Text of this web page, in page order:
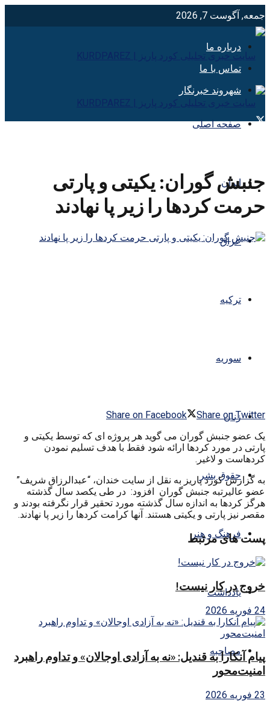
جمعه, آگوست 7, 2026
درباره ما
تماس با ما
شهروند خبرنگار
صفحه اصلی
ایران
عراق
ترکیه
سوریه
زنان
حقوق بشر
فرهنگ و هنر
یادداشت
مصاحبه
جنبش گوران: یکیتی و پارتی
حرمت کردها را زیر پا نهادند
Share on Facebook
Share on Twitter
یک عضو جنبش گوران می گوید هر پروژه ای که توسط یکیتی و
پارتی در مورد کردها ارائه شود فقط با هدف تسلیم نمودن
کردهاست و لاغیر.
به گزارش کورد پاریز به نقل از سایت خندان، “عبدالرزاق شریف”
عضو عالیرتبه جنبش گوران افزود: در طی یکصد سال گذشته
هرگز کردها به اندازه سال گذشته مورد تحقیر قرار نگرفته بودند و
مقصر نیز پارتی و یکیتی هستند. آنها کرامت کردها را زیر پا نهادند.
پست های مرتبط
خروج در کار نیست!
24 فوریه 2026
پیام آنکارا به قندیل: «نه به آزادی اوجالان» و تداوم راهبرد
امنیت‌محور
23 فوریه 2026